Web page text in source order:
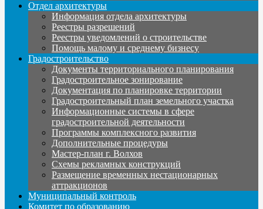
Отдел архитектуры
Информация отдела архитектуры
Реестры разрешений
Реестры уведомлений о строительстве
Помощь малому и среднему бизнесу
Градостроительство
Документы территориального планирования
Градостроительное зонирование
Документация по планировке территории
Градостроительный план земельного участка
Информационные системы в сфере
градостроительной деятельности
Программы комплексного развития
Дополнительные процедуры
Мастер-план г. Волхов
Схемы рекламных конструкций
Размещение временных нестационарных
аттракционов
Муниципальный контроль
Комитет по образованию